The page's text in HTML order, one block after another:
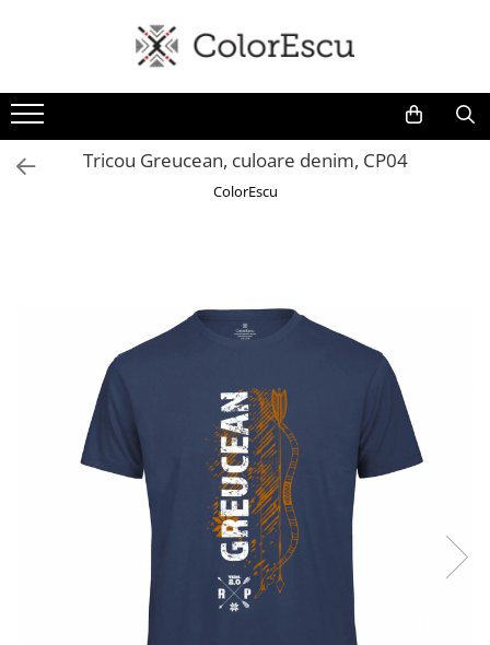
Toate produsele
Tricouri
Tricouri bărbați
Tricouri damă
Bluze si hanorace bărbați
Bluze si hanorace damă
Bluze de trening | Bluze tehnice
Pantaloni
Șepci și căciuli
Simboluri tradiționale
Tricou Greucean, culoare denim, CP04
ColorEscu